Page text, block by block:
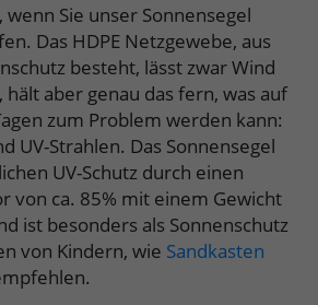
Sie unser Sonnensegel
Das HDPE Netzgewebe, aus
besteht, lässt zwar Wind
hält aber genau das fern, was auf
zum Problem werden kann:
UV-Strahlen. Das Sonnensegel
UV-Schutz durch einen
von ca. 85% mit einem Gewicht
ist besonders als Sonnenschutz
von Kindern, wie Sandkasten